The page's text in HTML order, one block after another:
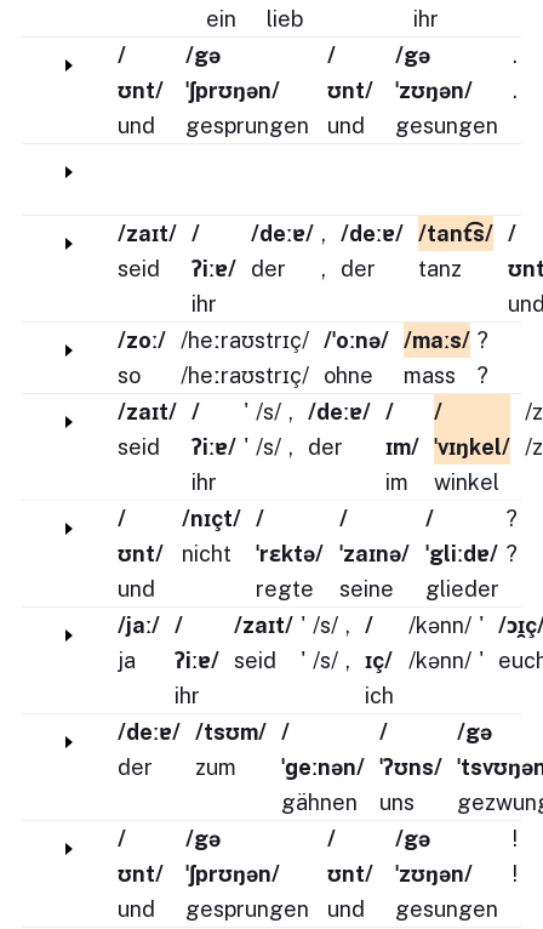
ein lieb
ihr
/
ʊnt/
und
/gə
ˈʃprʊŋən/
gesprungen
/
ʊnt/
und
/gə
ˈzʊŋən/
gesungen
.
.
/zaɪt/
seid
/
ʔiːɐ/
ihr
/deːɐ/
der
,
,
/deːɐ/
der
/tant͡s/
tanz
/
/zoː/
so
/heːraʊstrɪç/
/heːraʊstrɪç/
/ˈoːnə/
ohne
/maːs/
mass
?
?
/zaɪt/
seid
/
ʔiːɐ/
ihr
'
'
/s/
/s/
,
,
/deːɐ/
der
/
ɪm/
im
/
ˈvɪŋkel/
winkel
/
/
/
ʊnt/
und
/nɪçt/
nicht
/
ˈrɛktə/
regte
/
ˈzaɪnə/
seine
/
ˈgliːdɐ/
glieder
?
?
/jaː/
ja
/
ʔiːɐ/
ihr
/zaɪt/
seid
'
'
/s/
/s/
,
,
/
ɪç/
ich
/kənn/
/kənn/
'
'
/
/deːɐ/
der
/tsʊm/
zum
/
ˈɡeːnən/
gähnen
/
ˈʔʊns/
uns
/gə
/
ʊnt/
und
/gə
ˈʃprʊŋən/
gesprungen
/
ʊnt/
und
/gə
ˈzʊŋən/
gesungen
!
!